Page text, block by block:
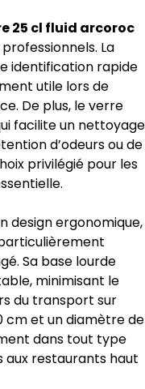
25 cl fluid arcoroc
La
identification rapide
utile lors de
De plus, le verre
facilite un nettoyage
d’odeurs ou de
privilégié pour les
design ergonomique,
Sa base lourde
minimisant le
du transport sur
cm et un diamètre de
dans tout type
aux restaurants haut